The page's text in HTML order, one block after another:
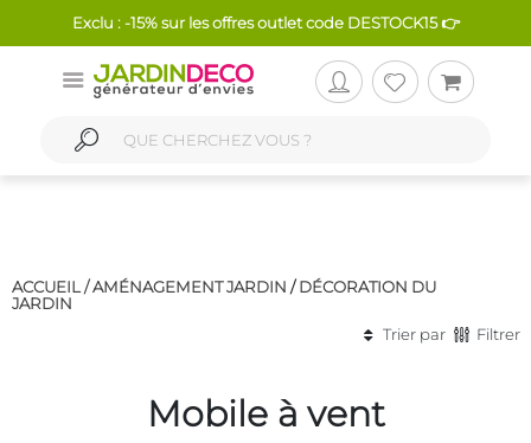
Exclu : -15% sur les offres outlet code DESTOCK15 👉
ACCUEIL /AMÉNAGEMENT JARDIN /DÉCORATION DU
JARDIN
Trier par
Filtrer
Mobile à vent